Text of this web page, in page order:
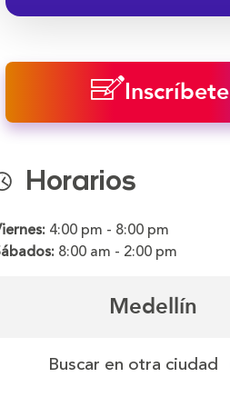
Inscríbete
Horarios
4:00 pm - 8:00 pm
8:00 am - 2:00 pm
Medellín
Buscar en otra ciudad